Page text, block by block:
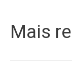
Mais